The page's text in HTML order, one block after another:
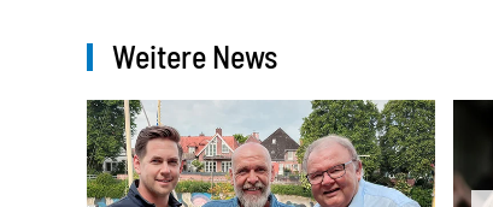
Weitere News